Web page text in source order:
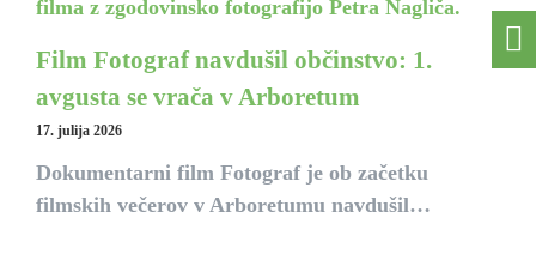
Film Fotograf navdušil občinstvo: 1.
avgusta se vrača v Arboretum
17. julija 2026
Dokumentarni film Fotograf je ob začetku
filmskih večerov v Arboretumu navdušil…